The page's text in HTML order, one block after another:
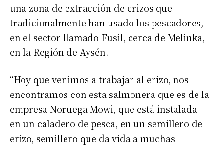
una zona de extracción de erizos que
tradicionalmente han usado los pescadores,
en el sector llamado Fusil, cerca de Melinka,
en la Región de Aysén.
“Hoy que venimos a trabajar al erizo, nos
encontramos con esta salmonera que es de la
empresa Noruega Mowi, que está instalada
en un caladero de pesca, en un semillero de
erizo, semillero que da vida a muchas